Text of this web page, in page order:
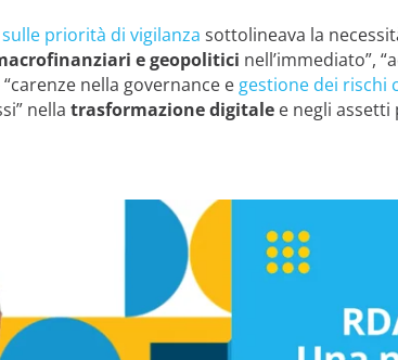
priorità di vigilanza sottolineava la
e geopolitici nell’immediato”,
nella governance e gestione dei rischi
nella trasformazione digitalee negli assetti